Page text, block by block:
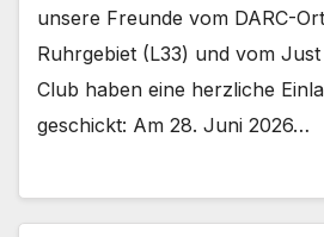
unsere Freunde vom DARC-
Ruhrgebiet (L33) und vom
Club haben eine herzliche
geschickt: Am 28. Juni 2026…